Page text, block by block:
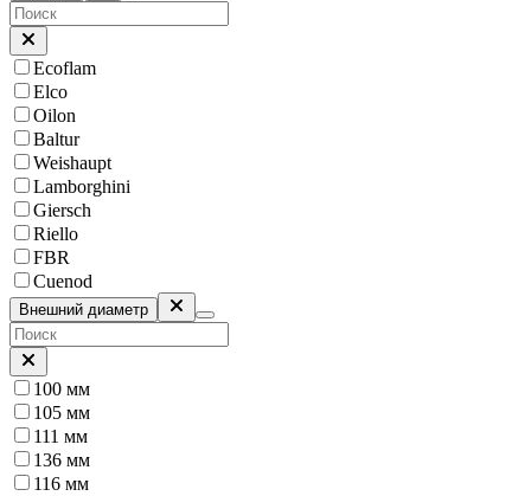
Ecoflam
Elco
Oilon
Baltur
Weishaupt
Lamborghini
Giersch
Riello
FBR
Cuenod
Внешний диаметр
100 мм
105 мм
111 мм
136 мм
116 мм